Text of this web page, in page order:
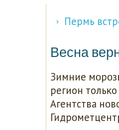
Пермь
Весна
Зимние
регион
Агентства